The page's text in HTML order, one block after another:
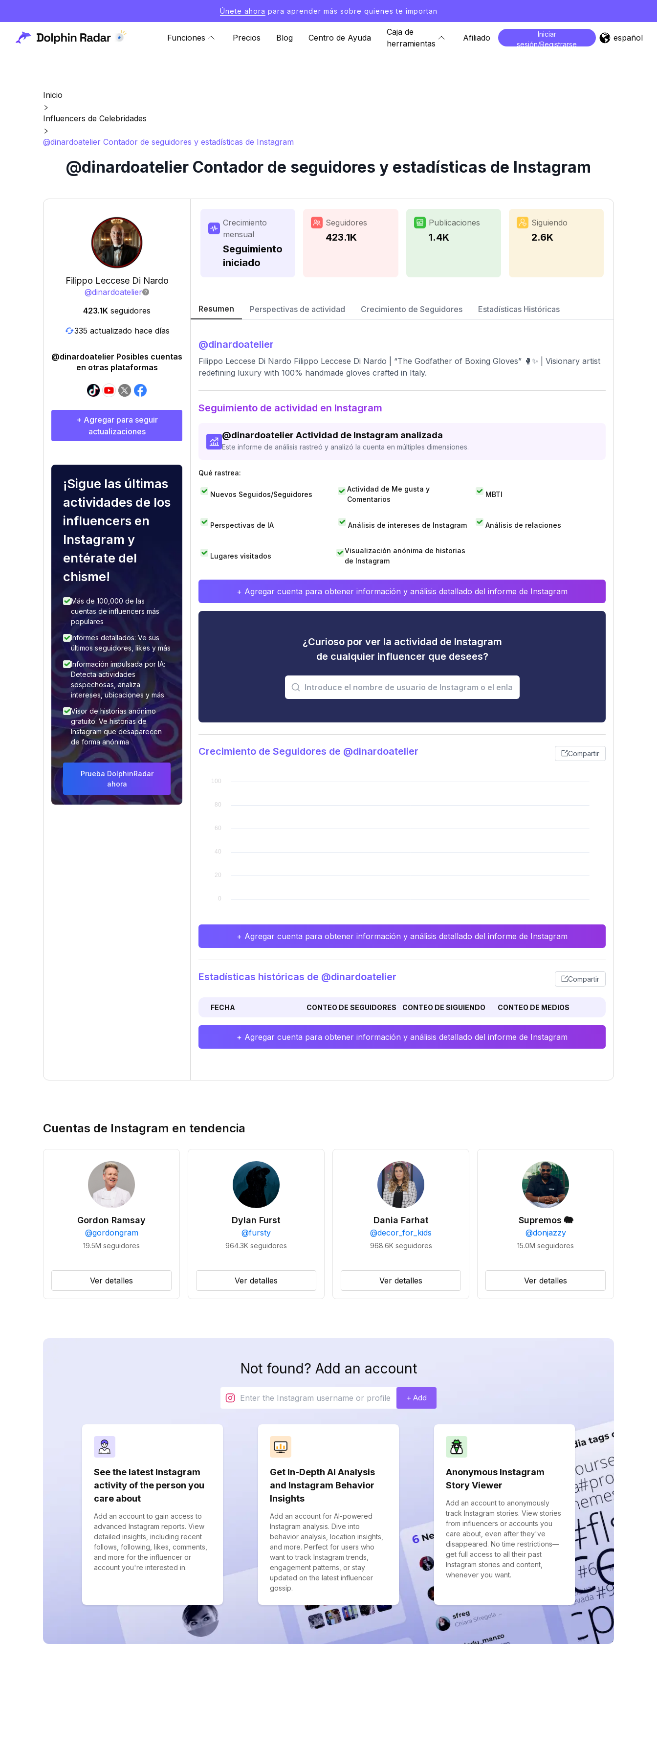
Únete ahora para aprender más sobre quienes te importan
Funciones Precios Blog Centro de Ayuda
Caja de
herramientas
Afiliado
Iniciar
sesión/Registrarse
español
Inicio
Influencers de Celebridades
@dinardoatelier Contador de seguidores y estadísticas de Instagram
@dinardoatelier Contador de seguidores y estadísticas de Instagram
Filippo Leccese Di Nardo
@dinardoatelier
423.1K seguidores
335 actualizado hace días
@dinardoatelier Posibles cuentas
en otras plataformas
+ Agregar para seguir
actualizaciones
¡Sigue las últimas
actividades de los
influencers en
Instagram y
entérate del
chisme!
Más de 100,000 de las
cuentas de influencers más
populares
Informes detallados: Ve sus
últimos seguidores, likes y más
Información impulsada por IA:
Detecta actividades
sospechosas, analiza
intereses, ubicaciones y más
Visor de historias anónimo
gratuito: Ve historias de
Instagram que desaparecen
de forma anónima
Prueba DolphinRadar
ahora
Crecimiento
mensual
Seguimiento
iniciado
Seguidores
423.1K
Publicaciones
1.4K
Siguiendo
2.6K
Resumen Perspectivas de actividad Crecimiento de Seguidores Estadísticas Históricas
@dinardoatelier
Filippo Leccese Di Nardo Filippo Leccese Di Nardo | “The Godfather of Boxing Gloves” 🥊✨ | Visionary artist
redefining luxury with 100% handmade gloves crafted in Italy.
Seguimiento de actividad en Instagram
@dinardoatelier Actividad de Instagram analizada
Este informe de análisis rastreó y analizó la cuenta en múltiples dimensiones.
Qué rastrea:
Nuevos Seguidos/Seguidores
Actividad de Me gusta y
Comentarios
MBTI
Perspectivas de IA Análisis de intereses de Instagram Análisis de relaciones
Lugares visitados
Visualización anónima de historias
de Instagram
+ Agregar cuenta para obtener información y análisis detallado del informe de Instagram
¿Curioso por ver la actividad de Instagram
de cualquier influencer que desees?
Crecimiento de Seguidores de @dinardoatelier Compartir
+ Agregar cuenta para obtener información y análisis detallado del informe de Instagram
Estadísticas históricas de @dinardoatelier Compartir
FECHA CONTEO DE SEGUIDORES CONTEO DE SIGUIENDO CONTEO DE MEDIOS
+ Agregar cuenta para obtener información y análisis detallado del informe de Instagram
Cuentas de Instagram en tendencia
Gordon Ramsay
@gordongram
19.5M seguidores
Ver detalles
Dylan Furst
@fursty
964.3K seguidores
Ver detalles
Dania Farhat
@decor_for_kids
968.6K seguidores
Ver detalles
Supremos 🐘
@donjazzy
15.0M seguidores
Ver detalles
Not found? Add an account
+ Add
See the latest Instagram
activity of the person you
care about
Add an account to gain access to
advanced Instagram reports. View
detailed insights, including recent
follows, following, likes, comments,
and more for the influencer or
account you're interested in.
Get In-Depth AI Analysis
and Instagram Behavior
Insights
Add an account for AI-powered
Instagram analysis. Dive into
behavior analysis, location insights,
and more. Perfect for users who
want to track Instagram trends,
engagement patterns, or stay
updated on the latest influencer
gossip.
Anonymous Instagram
Story Viewer
Add an account to anonymously
track Instagram stories. View stories
from influencers or accounts you
care about, even after they've
disappeared. No time restrictions—
get full access to all their past
Instagram stories and content,
whenever you want.